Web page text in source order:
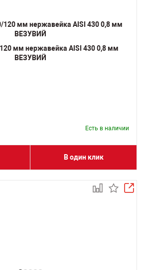
мм нержавейка AISI 430 0,8 мм
ВЕЗУВИЙ
Есть в наличии
В один клик